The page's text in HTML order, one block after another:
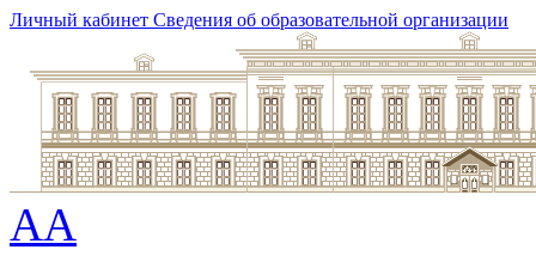
Личный кабинет Сведения об образовательной организации
AA